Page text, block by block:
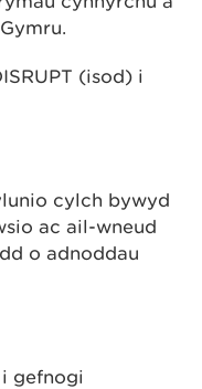
(isod) i
cylch bywyd
ac ail-wneud
o adnoddau
gefnogi